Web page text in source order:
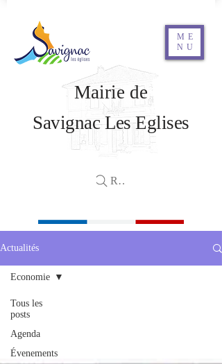
ME
NU
Savignac Les Eglises
Mairie de
Rechercher
Actualités
Tous les
posts
Agenda
Évenements
Economie